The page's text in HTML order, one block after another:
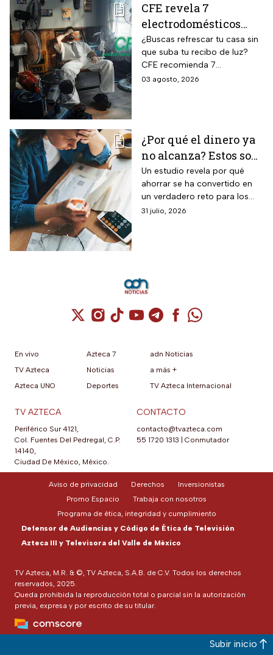
CFE revela 7
electrodomésticos
para combatir el calor
sin que se dispare tu
recibo de luz
¿Buscas refrescar tu casa sin
que suba tu recibo de luz?
CFE recomienda 7
electrodomésticos eficientes
03 agosto, 2026
¿Por qué el dinero ya
no alcanza? Estos son
los gastos que más
impactan a los
mexicanos
Un estudio revela por qué
ahorrar se ha convertido en
un verdadero reto para los
mexicanos.
31 julio, 2026
Cuenta de X / Twitter (se abre en una
Cuenta de Instagram (se abre en una
Cuenta de TikTok (se abre en
Cuenta de YouTube (se abre
Cuenta de Telegram (se
Cuenta de
Cuenta de
En vivo
TV Azteca
Azteca UNO
Azteca 7
Noticias
Deportes
adn Noticias
a más +
TV Azteca Internacional
TV AZTECA
Periférico Sur 4121,
Col. Fuentes Del Pedregal, C.P.
14140,
Ciudad De México, México.
CONTACTO
contacto@tvazteca.com
55 1720 1313
Conmutador
TV Azteca, M.R. & ©, TV Azteca, S.A.B. de C.V. Todos los derechos
reservados, 2025.
Queda prohibida la reproducción total o parcial sin la autorización
previa, expresa y por escrito de su titular.
Aviso de privacidad Derechos
Inversionistas
Promo Espacio
Trabaja con nosotros
Programa de ética, integridad y cumplimiento
Defensor de Audiencias y Código de Ética de Televisión
Azteca III y Televisora del Valle de México
Subir inicio